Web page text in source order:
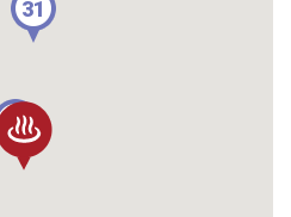
31
32